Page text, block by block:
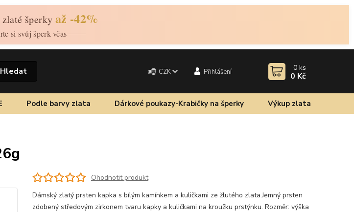
šperky až -42%
si svůj šperk včas
CZK Přihlášení
Hledat 0 ks
0 Kč
Podle barvy zlata Dárkové poukazy-Krabičky na šperky Výkup zlata
Ohodnotit produkt
Dámský zlatý prsten kapka s bílým kamínkem a kuličkami ze žlutého zlata.Jemný prsten
zdobený středovým zirkonem tvaru kapky a kuličkami na kroužku prstýnku. Rozměr: výška